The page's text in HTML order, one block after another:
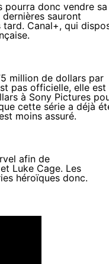
pourra donc vendre sa
sauront
Canal+, qui
million de dollars par
pas officielle, elle est
à Sony Pictures
cette série a déjà
moins assuré.
afin de
Luke Cage. Les
héroïques donc.